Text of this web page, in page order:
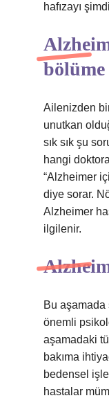
hafızayı
Ailenizden
unutkan
sık sık şu
hangi
“Alzheimer
diye sorar.
Alzheimer
ilgilenir.
Bu
önemli
aşamadaki
bakıma
bedensel
hastalar